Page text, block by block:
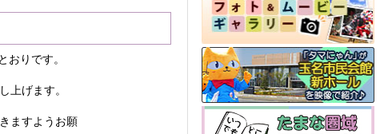
おりです。
上げます。
ますようお願